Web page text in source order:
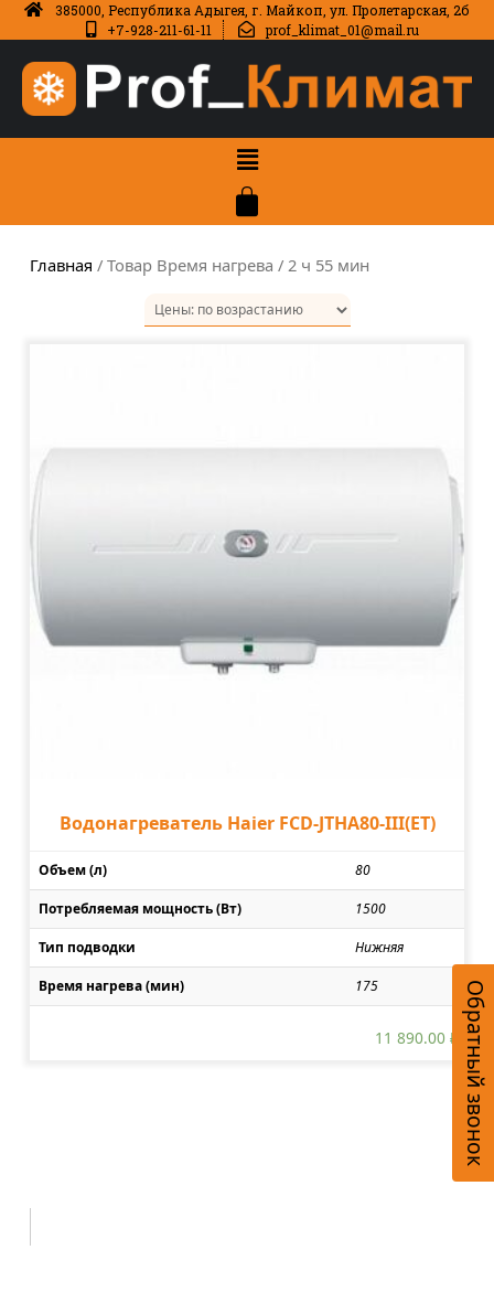
385000, Республика Адыгея, г. Майкоп, ул. Пролетарская, 2б
+7-928-211-61-11
prof_klimat_01@mail.ru
Главная / Товар Время нагрева / 2 ч 55 мин
Водонагреватель Haier FCD-JTHA80-III(ET)
Объем (л) 80
Потребляемая мощность (Вт) 1500
Тип подводки Нижняя
Время нагрева (мин) 175
11 890.00 ₽ Обратный звонок